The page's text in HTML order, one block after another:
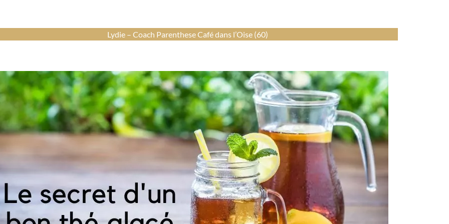
Lydie – Coach Parenthese Café dans l’Oise (60)